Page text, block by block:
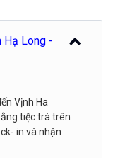
Hạ Long -
Vịnh Ha
tiệc trà trên
in và nhận